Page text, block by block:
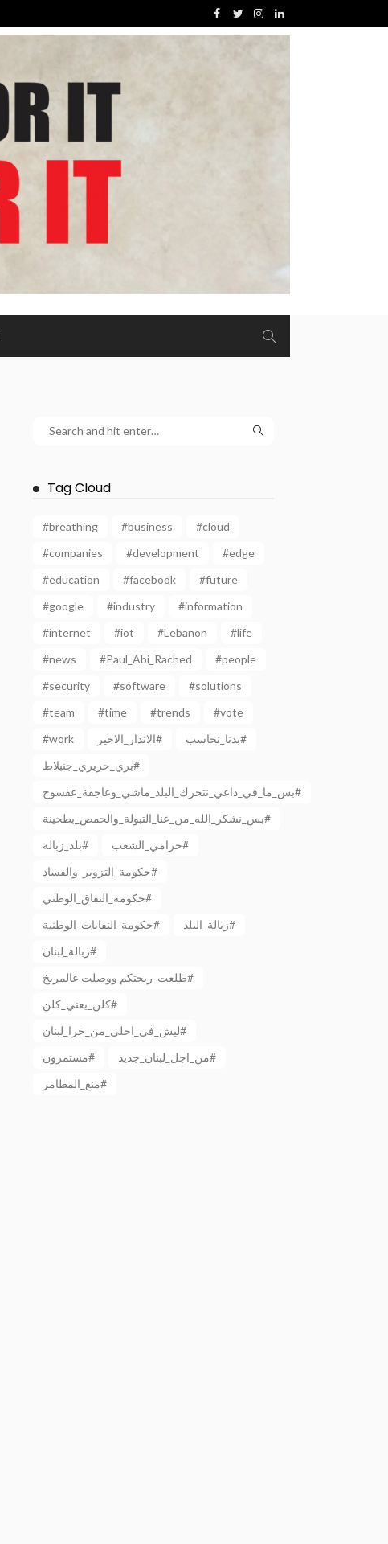
Tag Cloud
#breathing #business
#cloud
#companies
#development
#edge
#education
#facebook
#future
#google
#industry
#information
#internet
#iot #Lebanon
#life
#news
#Paul_Abi_Rached
#people
#security
#software
#solutions
#team
#time #trends
#vote
#work
الانذار_الاخير#
بدنا_نحاسب#
بري_حريري_جنبلاط#
بس_ما_في_داعي_نتحرك_البلد_ماشي_وعاجقة_عفسوح#
بس_نشكر_الله_من_عنا_التبولة_والحمص_بطحينة#
بلد_زبالة#
حرامي_الشعب#
حكومة_التزوير_والفساد#
حكومة_النفاق_الوطني#
حكومة_النفايات_الوطنية#
زبالة_البلد#
زبالة_لبنان#
طلعت_ريحتكم ووصلت عالمريخ#
كلن_يعني_كلن#
ليش_في_احلى_من_خرا_لبنان#
مستمرون#
من_اجل_لبنان_جديد#
منع_المطامر#